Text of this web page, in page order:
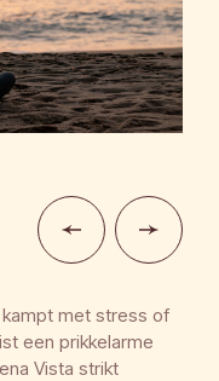
met stress of
een prikkelarme
Vista strikt